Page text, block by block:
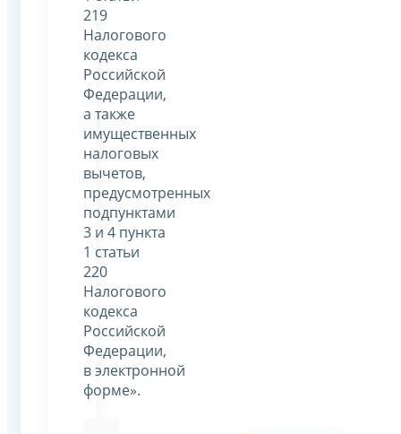
219
Налогового
кодекса
Российской
Федерации,
а также
имущественных
налоговых
вычетов,
предусмотренных
подпунктами
3 и 4 пункта
1 статьи
220
Налогового
кодекса
Российской
Федерации,
в электронной
форме».